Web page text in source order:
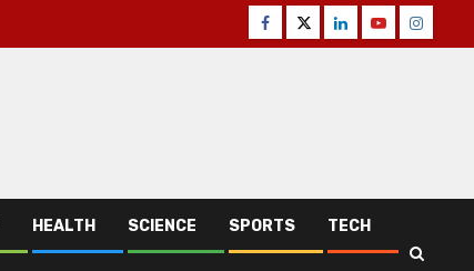
Facebook
TwitterLinkedinYoutube
HEALTH SCIENCE SPORTS TECH